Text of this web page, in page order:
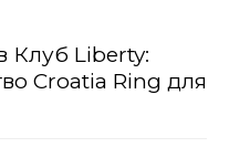
Клуб Liberty:
Croatia Ring для